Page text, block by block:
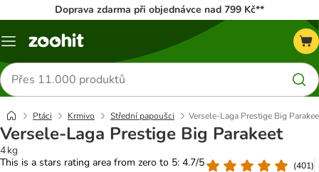
Doprava zdarma při objednávce nad 799 Kč**
Menu
Hledat
produkty
Ptáci Krmivo Střední papoušci Versele-Laga Prestige Big
Versele-Laga Prestige Big Parakeet
4 kg
This is a stars rating area from zero to 5: 4.7/5
(401)